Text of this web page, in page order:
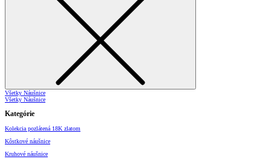
Všetky Náušnice
Všetky Náušnice
Kategórie
Kolekcia pozlátená 18K zlatom
Kôstkové náušnice
Kruhové náušnice